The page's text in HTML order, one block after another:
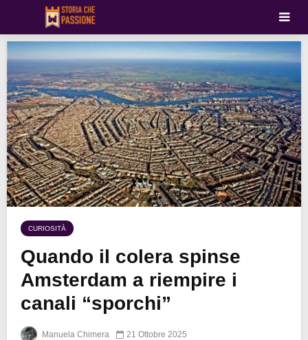
CURIOSITÀ
Quando il colera spinse
Amsterdam a riempire i
canali “sporchi”
Manuela Chimera 21 Ottobre 2025